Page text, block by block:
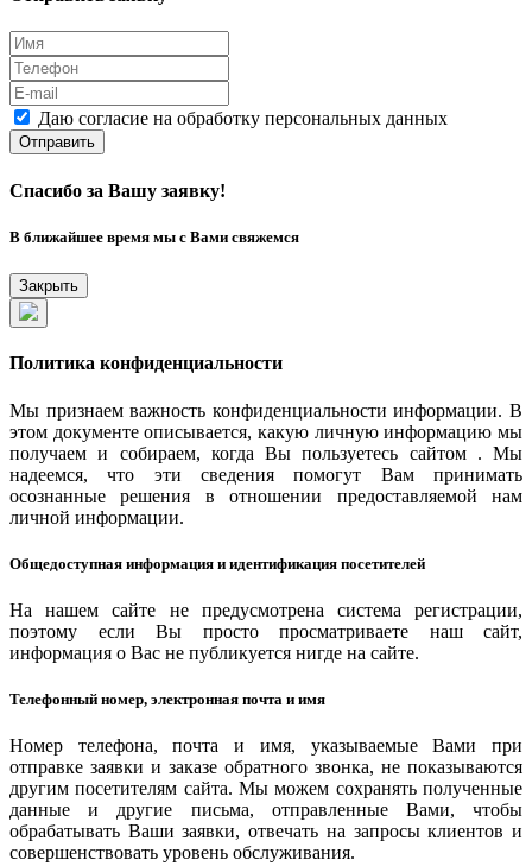
Даю согласие на обработку персональных данных
Отправить
Спасибо за Вашу заявку!
В ближайшее время мы с Вами свяжемся
Закрыть
Политика конфиденциальности
Мы признаем важность конфиденциальности информации. В
этом документе описывается, какую личную информацию мы
получаем и собираем, когда Вы пользуетесь сайтом . Мы
надеемся, что эти сведения помогут Вам принимать
осознанные решения в отношении предоставляемой нам
личной информации.
Общедоступная информация и идентификация посетителей
На нашем сайте не предусмотрена система регистрации,
поэтому если Вы просто просматриваете наш сайт,
информация о Вас не публикуется нигде на сайте.
Телефонный номер, электронная почта и имя
Номер телефона, почта и имя, указываемые Вами при
отправке заявки и заказе обратного звонка, не показываются
другим посетителям сайта. Мы можем сохранять полученные
данные и другие письма, отправленные Вами, чтобы
обрабатывать Ваши заявки, отвечать на запросы клиентов и
совершенствовать уровень обслуживания.